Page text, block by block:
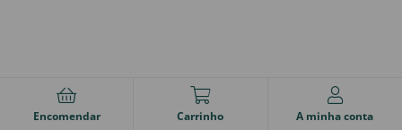
Encomendar Carrinho A minha conta